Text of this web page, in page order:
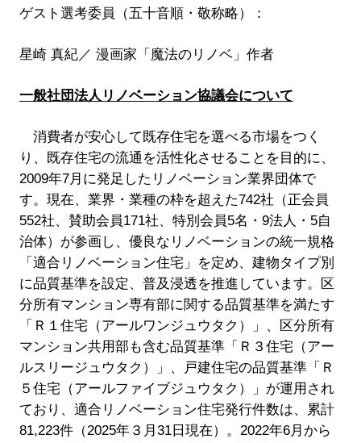
ゲスト選考委員（五十音順・敬称略）：
星崎 真紀／ 漫画家「魔法のリノベ」作者
一般社団法人リノベーション協議会について
消費者が安心して既存住宅を選べる市場をつく
り、既存住宅の流通を活性化させることを目的に、
2009年7月に発足したリノベーション業界団体で
す。現在、業界・業種の枠を超えた742社（正会員
552社、賛助会員171社、特別会員5名・9法人・5自
治体）が参画し、優良なリノベーションの統一規格
「適合リノベーション住宅」を定め、建物タイプ別
に品質基準を設定、普及浸透を推進しています。区
分所有マンション専有部に関する品質基準を満たす
「Ｒ１住宅（アールワンジュウタク）」、区分所有
マンション共用部も含む品質基準「Ｒ３住宅（アー
ルスリージュウタク）」、戸建住宅の品質基準「Ｒ
５住宅（アールファイブジュウタク）」が運用され
ており、適合リノベーション住宅発行件数は、累計
81,223件（2025年３月31日現在）。2022年6月から